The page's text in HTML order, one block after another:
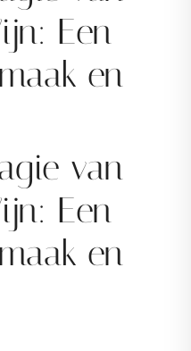
Een
en
van
Een
en